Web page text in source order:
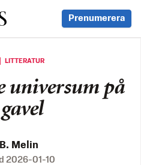
Prenumerera
LITTERATUR
universum på
Melin
2026-01-10